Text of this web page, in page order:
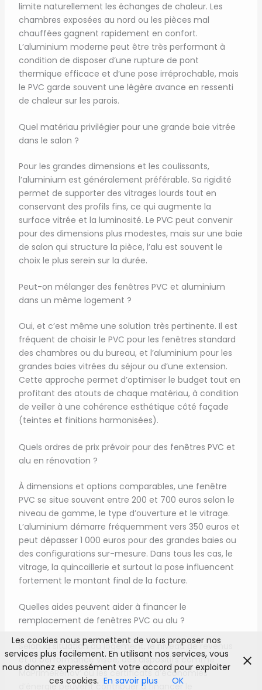
limite naturellement les échanges de chaleur. Les
chambres exposées au nord ou les pièces mal
chauffées gagnent rapidement en confort.
L’aluminium moderne peut être très performant à
condition de disposer d’une rupture de pont
thermique efficace et d’une pose irréprochable, mais
le PVC garde souvent une légère avance en ressenti
de chaleur sur les parois.
Quel matériau privilégier pour une grande baie vitrée
dans le salon ?
Pour les grandes dimensions et les coulissants,
l’aluminium est généralement préférable. Sa rigidité
permet de supporter des vitrages lourds tout en
conservant des profils fins, ce qui augmente la
surface vitrée et la luminosité. Le PVC peut convenir
pour des dimensions plus modestes, mais sur une baie
de salon qui structure la pièce, l’alu est souvent le
choix le plus serein sur la durée.
Peut-on mélanger des fenêtres PVC et aluminium
dans un même logement ?
Oui, et c’est même une solution très pertinente. Il est
fréquent de choisir le PVC pour les fenêtres standard
des chambres ou du bureau, et l’aluminium pour les
grandes baies vitrées du séjour ou d’une extension.
Cette approche permet d’optimiser le budget tout en
profitant des atouts de chaque matériau, à condition
de veiller à une cohérence esthétique côté façade
(teintes et finitions harmonisées).
Quels ordres de prix prévoir pour des fenêtres PVC et
alu en rénovation ?
À dimensions et options comparables, une fenêtre
PVC se situe souvent entre 200 et 700 euros selon le
niveau de gamme, le type d’ouverture et le vitrage.
L’aluminium démarre fréquemment vers 350 euros et
peut dépasser 1 000 euros pour des grandes baies ou
des configurations sur-mesure. Dans tous les cas, le
vitrage, la quincaillerie et surtout la pose influencent
fortement le montant final de la facture.
Quelles aides peuvent aider à financer le
remplacement de fenêtres PVC ou alu ?
Selon la situation du logement, le niveau de revenus
et la performance visée, des dispositifs comme
MaPrimeRénov’ ou les certificats d’économies
d’énergie peuvent contribuer à financer le
Les cookies nous permettent de vous proposer nos
services plus facilement. En utilisant nos services, vous
nous donnez expressément votre accord pour exploiter
ces cookies. En savoir plus OK